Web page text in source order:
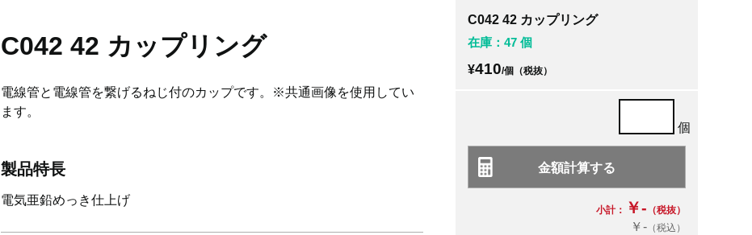
C042 42 カップリング
電線管と電線管を繋げるねじ付のカップです。※共通画像を使用してい
ます。
製品特長
電気亜鉛めっき仕上げ
C042 42 カップリング
在庫：47 個
¥410/個（税抜）
個
小計： ￥- （税抜）
￥-（税込）